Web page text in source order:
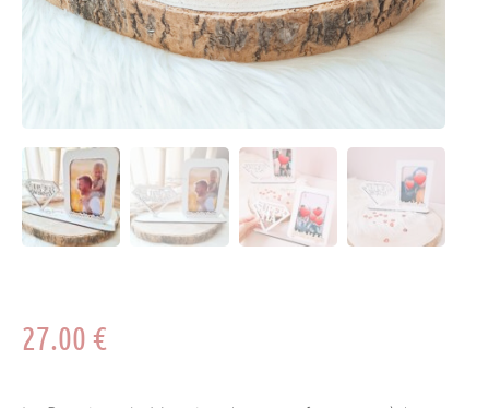
27.00 €